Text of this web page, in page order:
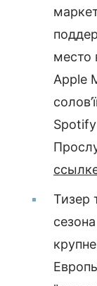
место
Apple
Тизер